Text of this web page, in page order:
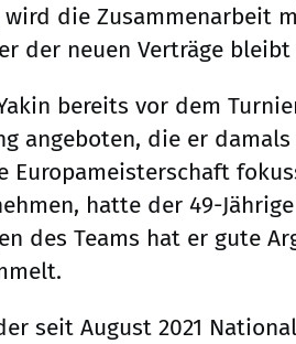
die Zusammenarbeit
der neuen Verträge
bereits vor dem
angeboten, die er
Europameisterschaft
hatte der 49-
des Teams hat er gute
seit August 2021